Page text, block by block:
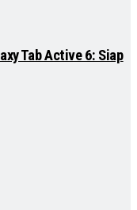
Tab Active 6: Siap